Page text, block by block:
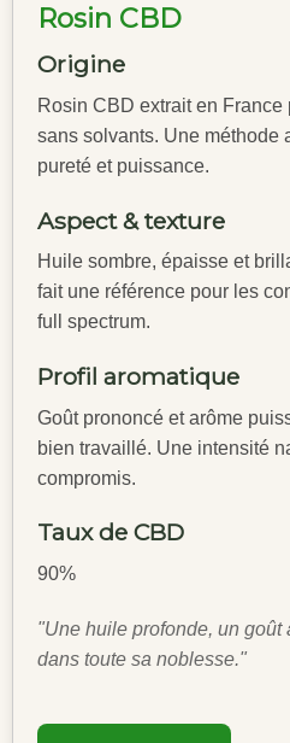
Rosin CBD
Origine
Rosin CBD extrait en France
sans solvants. Une méthode
pureté et puissance.
Aspect & texture
Huile sombre, épaisse et
fait une référence pour les
full spectrum.
Profil aromatique
Goût prononcé et arôme
bien travaillé. Une intensité
compromis.
Taux de CBD
90%
"Une huile profonde, un goût
dans toute sa noblesse."